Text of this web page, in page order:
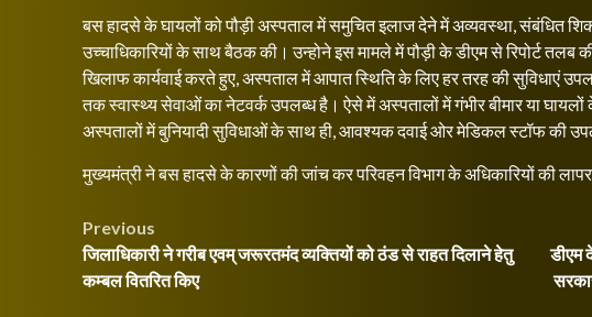
बस हादसे के घायलों को पौड़ी अस्पताल में समुचित इलाज देने में अव्यवस्था, संबंधित
उच्चाधिकारियों के साथ बैठक की। उन्होने इस मामले में पौड़ी के डीएम से रिपोर्ट तलब
खिलाफ कार्यवाई करते हुए, अस्पताल में आपात स्थिति के लिए हर तरह की सुविधाएं
तक स्वास्थ्य सेवाओं का नेटवर्क उपलब्ध है। ऐसे में अस्पतालों में गंभीर बीमार या
अस्पतालों में बुनियादी सुविधाओं के साथ ही, आवश्यक दवाई ओर मेडिकल स्टॉफ की
मुख्यमंत्री ने बस हादसे के कारणों की जांच कर परिवहन विभाग के अधिकारियों की
Post
navigation
Previous
जिलाधिकारी ने गरीब एवम् जरूरतमंद व्यक्तियों को ठंड से राहत दिलाने हेतु
कम्बल वितरित किए
डीएम